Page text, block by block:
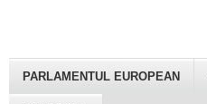
PARLAMENTUL EUROPEAN